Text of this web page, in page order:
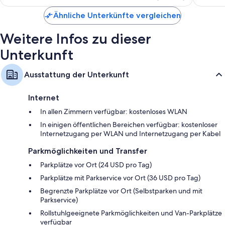
Kleiderschränke, separate Sitzecken und Kühlschränke
Ähnliche Unterkünfte vergleichen
Weitere Infos zu dieser
Unterkunft
Ausstattung der Unterkunft
Internet
In allen Zimmern verfügbar: kostenloses WLAN
In einigen öffentlichen Bereichen verfügbar: kostenloser
Internetzugang per WLAN und Internetzugang per Kabel
Parkmöglichkeiten und Transfer
Parkplätze vor Ort (24 USD pro Tag)
Parkplätze mit Parkservice vor Ort (36 USD pro Tag)
Begrenzte Parkplätze vor Ort (Selbstparken und mit
Parkservice)
Rollstuhlgeeignete Parkmöglichkeiten und Van-Parkplätze
verfügbar